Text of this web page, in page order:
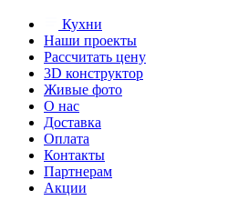
Кухни
Наши проекты
Рассчитать цену
3D конструктор
Живые фото
О нас
Доставка
Оплата
Контакты
Партнерам
Акции